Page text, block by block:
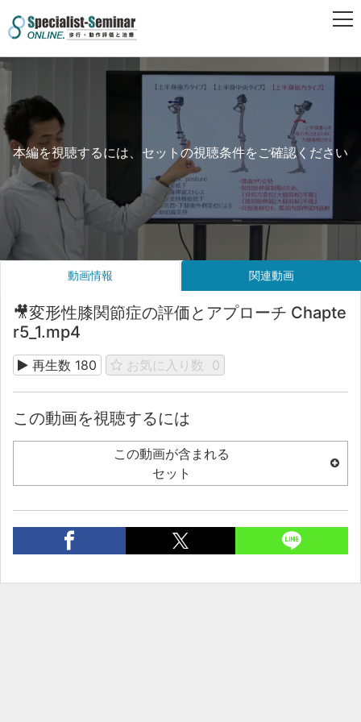
本編を視聴するには、セットの視聴条件をご確認ください
動画情報 関連動画
🎥変形性膝関節症の評価とアプローチ Chapte
r5_1.mp4
再生数 180 お気に入り数 0
この動画を視聴するには
この動画が含まれる
セット